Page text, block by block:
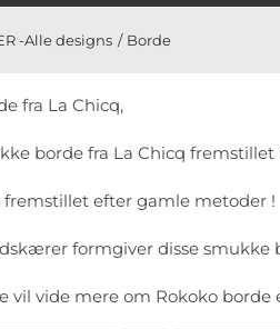
-Alle designs Borde
fra La Chicq,
borde fra La Chicq
fremstillet efter gamle metoder !
formgiver disse smukke
vil vide mere om Rokoko